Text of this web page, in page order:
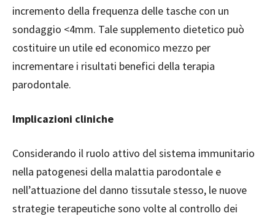
incremento della frequenza delle tasche con un
sondaggio <4mm. Tale supplemento dietetico può
costituire un utile ed economico mezzo per
incrementare i risultati benefici della terapia
parodontale.
Implicazioni cliniche
Considerando il ruolo attivo del sistema immunitario
nella patogenesi della malattia parodontale e
nell’attuazione del danno tissutale stesso, le nuove
strategie terapeutiche sono volte al controllo dei